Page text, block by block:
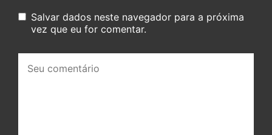
Salvar dados neste navegador para a próxima
vez que eu for comentar.
comentário: